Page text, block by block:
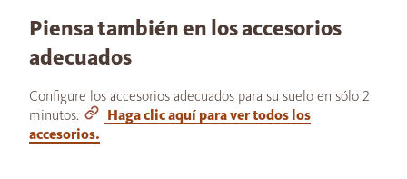
Piensa también en los accesorios
adecuados
Configure los accesorios adecuados para su suelo en sólo 2
minutos.
Haga clic aquí para ver todos los
accesorios.